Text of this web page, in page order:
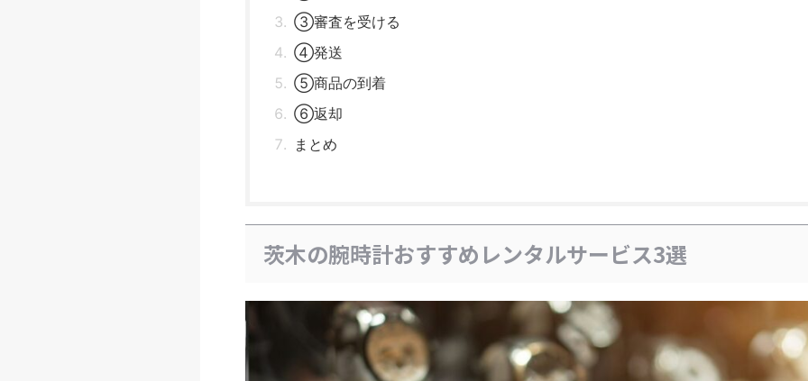
③審査を受ける
④発送
⑤商品の到着
⑥返却
まとめ
茨木の腕時計おすすめレンタルサービス3選